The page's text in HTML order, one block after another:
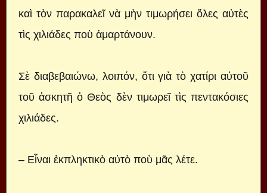
καὶ τὸν παρακαλεῖ νὰ μὴν τιμωρήσει ὅλες αὐτὲς
τὶς χιλιάδες ποὺ ἁμαρτάνουν.
Σὲ διαβεβαιώνω, λοιπόν, ὅτι γιὰ τὸ χατίρι αὐτοῦ
τοῦ ἀσκητῆ ὁ Θεὸς δὲν τιμωρεῖ τὶς πεντακόσιες
χιλιάδες.
– Εἶναι ἐκπληκτικὸ αὐτὸ ποὺ μᾶς λέτε.